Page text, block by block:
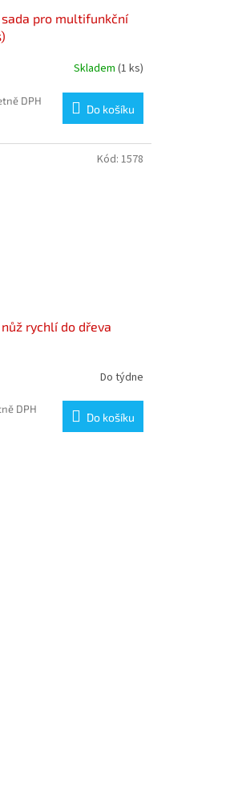
pro multifunkční
Skladem (1 ks)
DPH
Do košíku
rychlí do dřeva
Do týdne
DPH
Do košíku
Kód: 1578